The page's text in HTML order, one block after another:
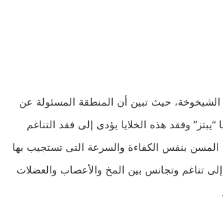
حيث تبين أن المنطقة المسئولة عن
وفقد هذه الخلايا يؤدى إلى فقد التناغم
المسن بنفس الكفاءة والسرعة التى تستجيب بها
تناغم وتجانس بين المخ والأعصاب والعضلات